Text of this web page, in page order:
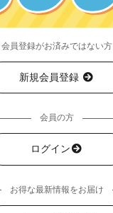
会員登録がお済みではない方
新規会員登録
会員の方
ログイン
お得な最新情報をお届け